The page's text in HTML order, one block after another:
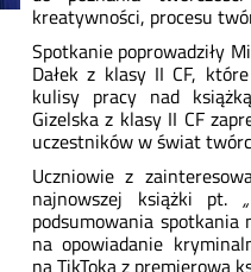
kreatywności, procesu
Spotkanie poprowadziły
Dałek z klasy II CF,
kulisy pracy nad
Gizelska z klasy II CF
uczestników w świat
Uczniowie z
najnowszej książki pt.
podsumowania spotkania
na opowiadanie
na TikToka z premierową